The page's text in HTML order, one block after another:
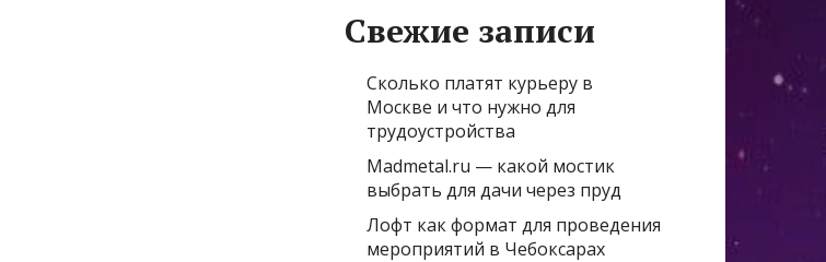
Свежие записи
Сколько платят курьеру в
Москве и что нужно для
трудоустройства
Madmetal.ru — какой мостик
выбрать для дачи через пруд
Лофт как формат для проведения
мероприятий в Чебоксарах